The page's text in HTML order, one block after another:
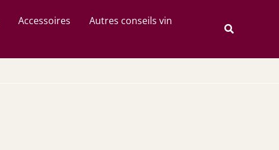
Accessoires
Autres conseils vin
Rechercher